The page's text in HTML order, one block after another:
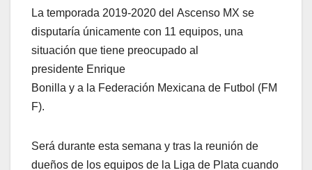
La temporada 2019-2020 del Ascenso MX se
disputaría únicamente con 11 equipos, una
situación que tiene preocupado al
presidente Enrique
Bonilla y a la Federación Mexicana de Futbol (FM
F).
Será durante esta semana y tras la reunión de
dueños de los equipos de la Liga de Plata cuando